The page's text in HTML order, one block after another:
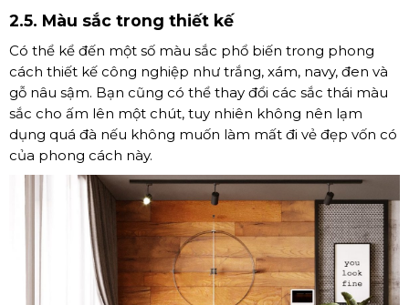
2.5. Màu sắc trong thiết kế
Có thể kể đến một số màu sắc phổ biến trong phong
cách thiết kế công nghiệp như trắng, xám, navy, đen và
gỗ nâu sậm. Bạn cũng có thể thay đổi các sắc thái màu
sắc cho ấm lên một chút, tuy nhiên không nên lạm
dụng quá đà nếu không muốn làm mất đi vẻ đẹp vốn có
của phong cách này.